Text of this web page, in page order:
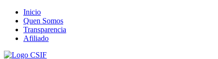
Inicio
Quen Somos
Transparencia
Afiliado